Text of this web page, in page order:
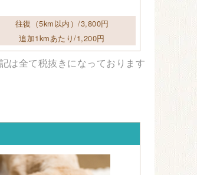
往復（5km以内）/3,800円
追加1kmあたり/1,200円
は全て税抜きになっております